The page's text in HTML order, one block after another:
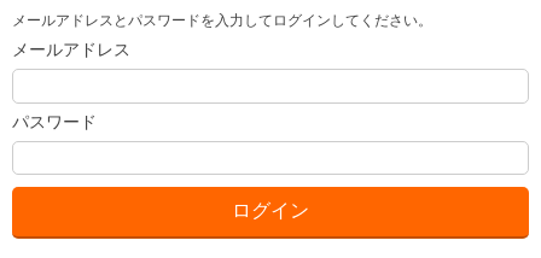
メールアドレスとパスワードを入力してログインしてください。
メールアドレス
パスワード